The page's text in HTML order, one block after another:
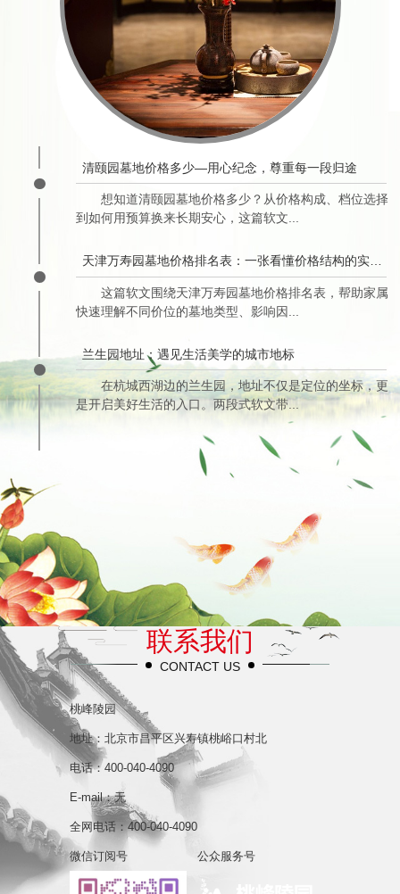
清颐园墓地价格多少—用心纪念，尊重每一段归途
想知道清颐园墓地价格多少？从价格构成、档位选择
到如何用预算换来长期安心，这篇软文...
这篇软文围绕天津万寿园墓地价格排名表，帮助家属
快速理解不同价位的墓地类型、影响因...
兰生园地址：遇见生活美学的城市地标
在杭城西湖边的兰生园，地址不仅是定位的坐标，更
是开启美好生活的入口。两段式软文带...
联系我们
CONTACT US
桃峰陵园
地址：北京市昌平区兴寿镇桃峪口村北
电话：400-040-4090
E-mail：无
全网电话：400-040-4090
微信订阅号 公众服务号